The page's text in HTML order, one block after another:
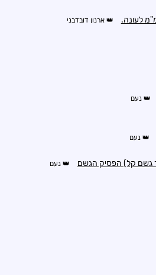
ארנון דובדבני
נעם
נעם
נעם